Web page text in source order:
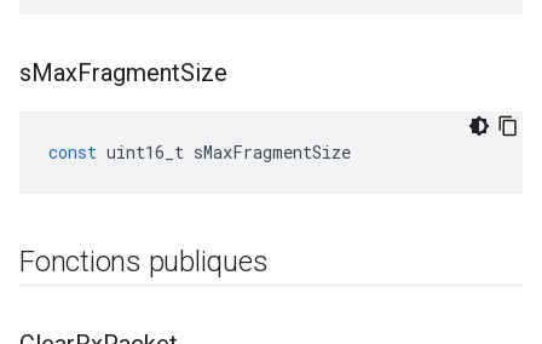
sMaxFragmentSize
const uint16_t sMaxFragmentSize
Fonctions publiques